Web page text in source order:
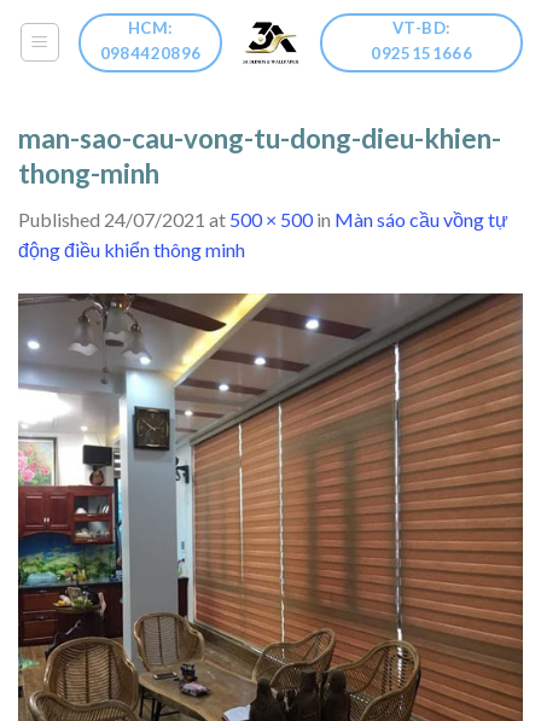
HCM:
0984420896
VT-BD:
0925151666
man-sao-cau-vong-tu-dong-dieu-khien-
thong-minh
Published 24/07/2021 at 500 × 500in Màn sáo cầu vồng tự
động điều khiển thông minh